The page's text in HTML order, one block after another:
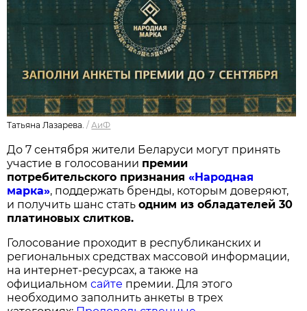
Татьяна Лазарева. / АиФ
До 7 сентября жители Беларуси могут принять
участие в голосовании премии
потребительского признания«Народная
марка», поддержать бренды, которым доверяют,
и получить шанс статьодним из обладателей 30
платиновых слитков.
Голосование проходит в республиканских и
региональных средствах массовой информации,
на интернет-ресурсах, а также на
официальномсайте премии. Для этого
необходимо заполнить анкеты в трех